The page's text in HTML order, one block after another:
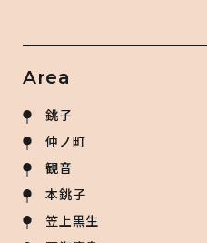
Area
銚子
仲ノ町
観音
本銚子
笠上黒生